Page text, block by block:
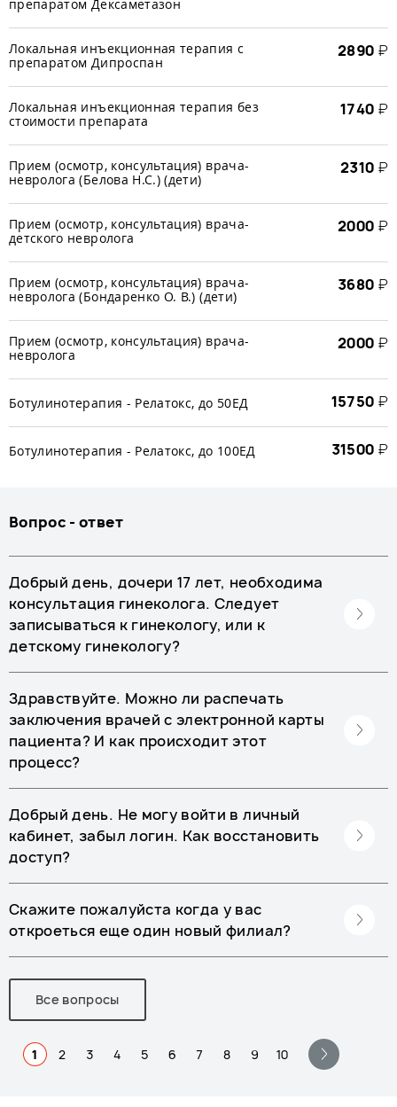
препаратом Дексаметазон
Локальная инъекционная терапия с
препаратом Дипроспан
2890 ₽
Локальная инъекционная терапия без
стоимости препарата
1740 ₽
Прием (осмотр, консультация) врача-
невролога (Белова Н.С.) (дети)
2310 ₽
Прием (осмотр, консультация) врача-
детского невролога
2000 ₽
Прием (осмотр, консультация) врача-
невролога (Бондаренко О. В.) (дети)
3680 ₽
Прием (осмотр, консультация) врача-
невролога
2000 ₽
Ботулинотерапия - Релатокс, до 50ЕД 15750 ₽
Ботулинотерапия - Релатокс, до 100ЕД 31500 ₽
Вопрос - ответ
Добрый день, дочери 17 лет, необходима
консультация гинеколога. Следует
записываться к гинекологу, или к
детскому гинекологу?
Здравствуйте. Можно ли распечать
заключения врачей с электронной карты
пациента? И как происходит этот
процесс?
Добрый день. Не могу войти в личный
кабинет, забыл логин. Как восстановить
доступ?
Скажите пожалуйста когда у вас
откроеться еще один новый филиал?
Все вопросы
1 2 3 4 5 6 7 8 9 10